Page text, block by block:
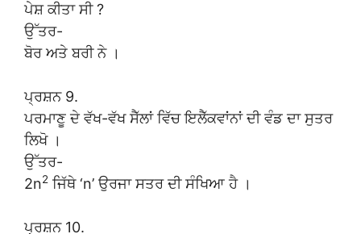
ਪੇਸ਼ ਕੀਤਾ ਸੀ ?
ਉੱਤਰ-
ਬੋਰ ਅਤੇ ਬਰੀ ਨੇ ।
ਪ੍ਰਸ਼ਨ 9.
ਪਰਮਾਣੂ ਦੇ ਵੱਖ-ਵੱਖ ਸੈੱਲਾਂ ਵਿੱਚ ਇਲੈੱਕਵਾਂਨਾਂ ਦੀ ਵੰਡ ਦਾ ਸੁਤਰ
ਲਿਖੋ ।
ਉੱਤਰ-
2n2 ਜਿੱਥੇ ‘n’ ਉਰਜਾ ਸਤਰ ਦੀ ਸੰਖਿਆ ਹੈ ।
ਪ੍ਰਸ਼ਨ 10.